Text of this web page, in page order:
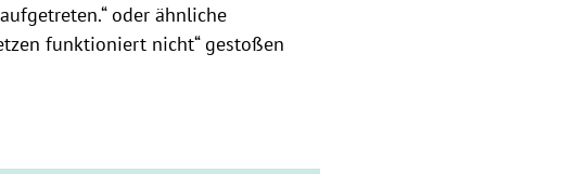
oder ähnliche
funktioniert nicht“ gestoßen